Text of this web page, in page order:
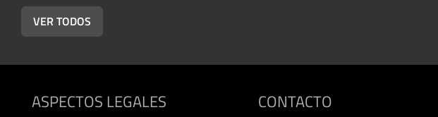
VER TODOS
ASPECTOS LEGALES CONTACTO